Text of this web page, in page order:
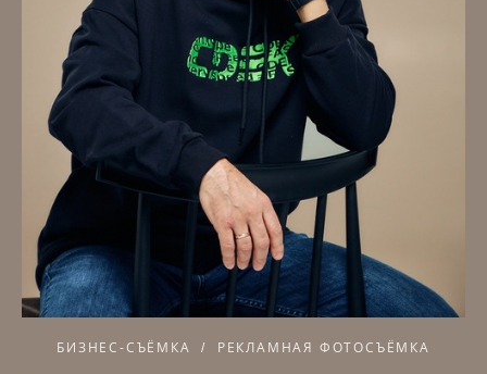
БИЗНЕС-СЪЁМКА РЕКЛАМНАЯ ФОТОСЪЁМКА